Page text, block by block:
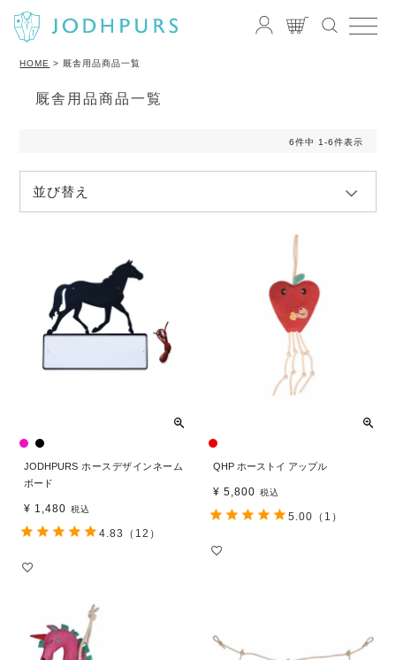
HOME 厩舎用品商品一覧
厩舎用品商品一覧
並び替え
6件中 1 -6件表示
JODHPURS ホースデザインネーム
ボード
¥ 1,480 税込
4.83 （12）
QHP ホーストイ アップル
¥ 5,800 税込
5.00 （1）